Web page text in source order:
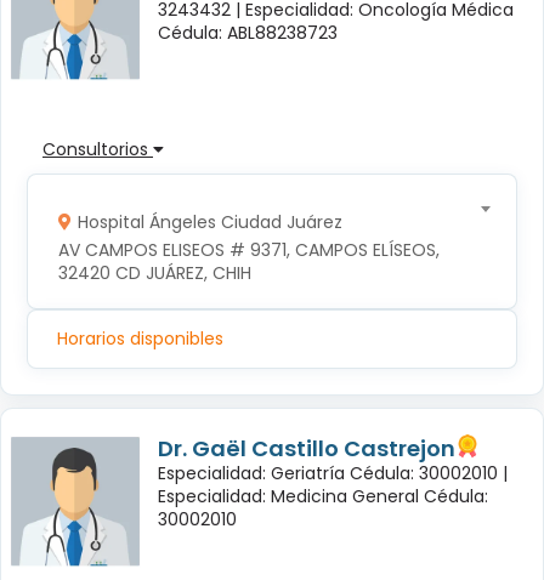
3243432 | Especialidad: Oncología Médica
Cédula: ABL88238723
Consultorios
Hospital Ángeles Ciudad Juárez
AV CAMPOS ELISEOS # 9371, CAMPOS ELÍSEOS,
32420 CD JUÁREZ, CHIH
Horarios disponibles
Dr. Gaël Castillo Castrejon
Especialidad: Geriatría Cédula: 30002010 |
Especialidad: Medicina General Cédula:
30002010